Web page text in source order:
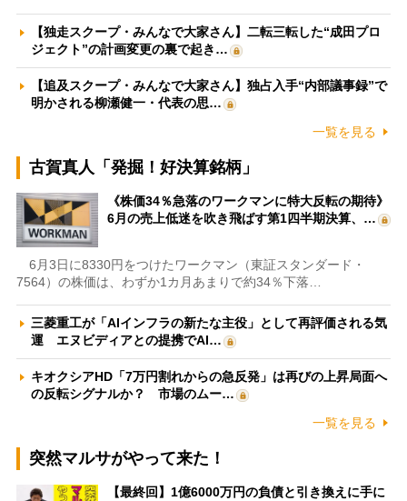
【独走スクープ・みんなで大家さん】二転三転した“成田プロ
ジェクト”の計画変更の裏で起き…
【追及スクープ・みんなで大家さん】独占入手“内部議事録”で
明かされる柳瀬健一・代表の思…
一覧を見る
古賀真人「発掘！好決算銘柄」
《株価34％急落のワークマンに特大反転の期待》
6月の売上低迷を吹き飛ばす第1四半期決算、…
6月3日に8330円をつけたワークマン（東証スタンダード・
7564）の株価は、わずか1カ月あまりで約34％下落…
三菱重工が「AIインフラの新たな主役」として再評価される気
運 エヌビディアとの提携でAI…
キオクシアHD「7万円割れからの急反発」は再びの上昇局面へ
の反転シグナルか？ 市場のムー…
一覧を見る
突然マルサがやって来た！
【最終回】1億6000万円の負債と引き換えに手に